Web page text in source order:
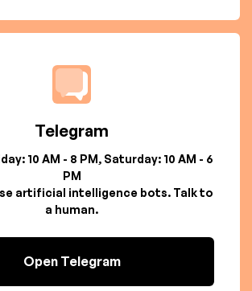
Telegram
10 AM - 8 PM, Saturday: 10 AM - 6
PM
artificial intelligence bots. Talk to
a human.
Open Telegram